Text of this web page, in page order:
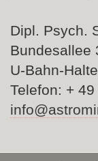
Dipl. Psych.
Bundesallee
U-Bahn-
Telefon: +